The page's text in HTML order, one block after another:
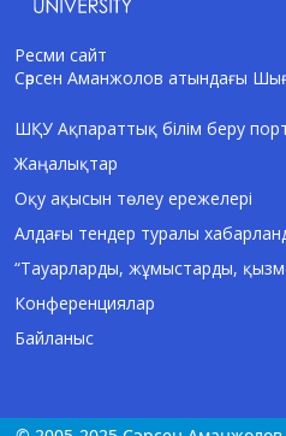
Ресми сайт
Сәрсен Аманжолов атындағы
ШҚУ Ақпараттық білім беру
Жаңалықтар
Оқу ақысын төлеу ережелері
Алдағы тендер туралы
“Тауарларды, жұмыстарды,
Конференциялар
Байланыс
AI-Talapker
Сәлем! Мен AI-Talapker —
Аманжолов атындағы
университеті (ШҚУ)
Бакалавриат,